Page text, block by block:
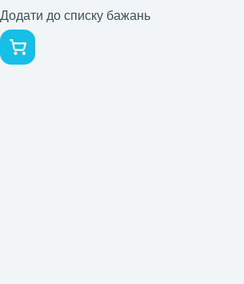
Додати до списку бажань